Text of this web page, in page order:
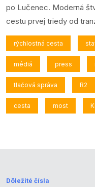
po Lučenec. Moderná
cestu prvej triedy od
rýchlostná cesta
médiá press
tlačová správa R2
cesta most
Dôležité čísla